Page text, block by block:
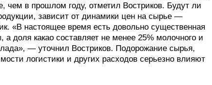
в прошлом году, отметил Востриков. Будут ли
зависит от динамики цен на сырье —
«В настоящее время есть довольно существенная
доля какао составляет не менее 25% молочного и
— уточнил Востриков. Подорожание сырья,
логистики и других расходов серьезно влияют